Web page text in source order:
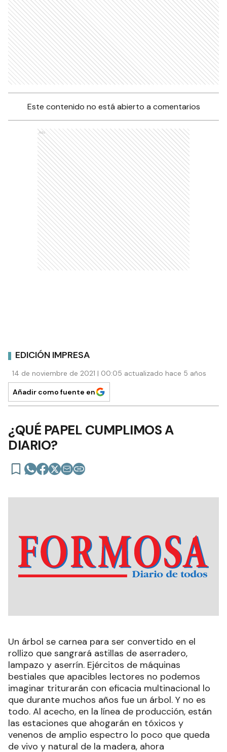
Este contenido no está abierto a comentarios
Ads
EDICIÓN IMPRESA
14 de noviembre de 2021 | 00:05 actualizado hace 5 años
Añadir como fuente en
¿QUÉ PAPEL CUMPLIMOS A
DIARIO?
Un árbol se carnea para ser convertido en el
rollizo que sangrará astillas de aserradero,
lampazo y aserrín. Ejércitos de máquinas
bestiales que apacibles lectores no podemos
imaginar triturarán con eficacia multinacional lo
que durante muchos años fue un árbol. Y no es
todo. Al acecho, en la línea de producción, están
las estaciones que ahogarán en tóxicos y
venenos de amplio espectro lo poco que queda
de vivo y natural de la madera, ahora